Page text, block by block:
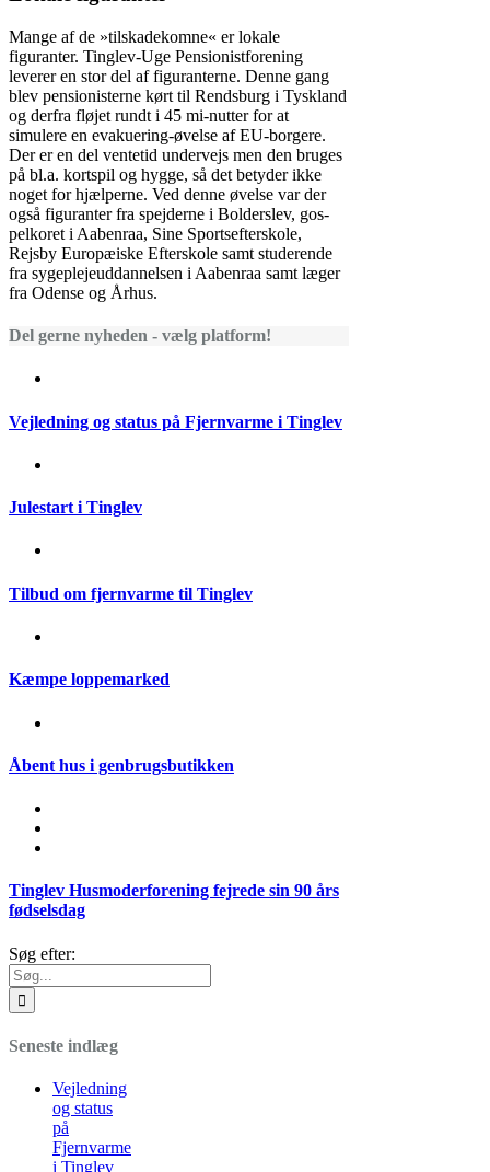
Mange af de »tilskade­komne« er lokale
figuranter. Tinglev-Uge Pensionistfor­e­ning
leverer en stor del af figuranterne. Denne gang
blev pensionisterne kørt til Rendsburg i Tyskland
og derfra fløjet rundt i 45 mi-nutter for at
simulere en evakuering-øvelse af EU-borgere.
Der er en del ventetid undervejs men den bruges
på bl.a. kortspil og hygge, så det betyder ikke
noget for hjælperne. Ved denne øvelse var der
også figuranter fra spej­derne i Bolderslev, gos­
pelkoret i Aabenraa, Sine Sportsefterskole,
Rejsby Europæiske Efterskole samt studerende
fra sygeplejeuddannelsen i Aabenraa samt læger
fra Odense og Århus.
Del gerne nyheden - vælg platform!
Vejledning og status på Fjernvarme i Tinglev
Julestart i Tinglev
Tilbud om fjernvarme til Tinglev
Kæmpe loppemarked
Åbent hus i genbrugsbutikken
Tinglev Husmoderforening fejrede sin 90 års
fødselsdag
Søg efter:
Seneste indlæg
Vejledning
og status
på
Fjernvarme
i Tinglev